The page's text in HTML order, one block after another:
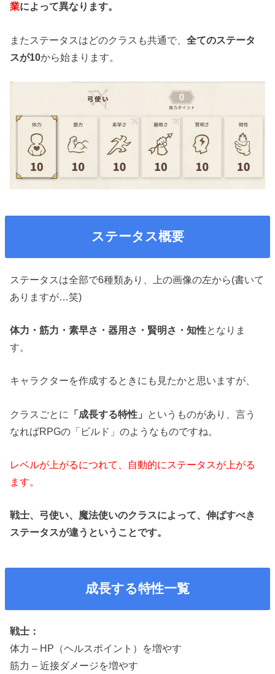
業によって異なります。
またステータスはどのクラスも共通で、全てのステータ
スが10から始まります。
ステータス概要
ステータスは全部で6種類あり、上の画像の左から(書いて
ありますが…笑)
体力・筋力・素早さ・器用さ・賢明さ・知性となりま
す。
キャラクターを作成するときにも見たかと思いますが、
クラスごとに 「成長する特性」 というものがあり、言う
なればRPGの「ビルド」のようなものですね。
レベルが上がるにつれて、自動的にステータスが上がる
ます。
戦士、弓使い、魔法使いのクラスによって、伸ばすべき
ステータスが違うということです。
成長する特性一覧
戦士：
体力 – HP（ヘルスポイント）を増やす
筋力 – 近接ダメージを増やす